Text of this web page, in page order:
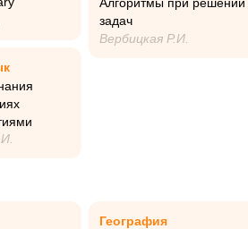
задач
Вербицкая Р.И.
География